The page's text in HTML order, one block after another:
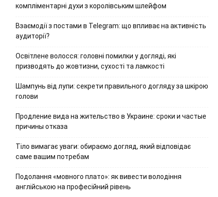
компліментарні духи з королівським шлейфом
Взаємодії з постами в Telegram: що впливає на активність
аудиторії?
Освітлене волосся: головні помилки у догляді, які
призводять до жовтизни, сухості та ламкості
Шампунь від лупи: секрети правильного догляду за шкірою
голови
Продление вида на жительство в Украине: сроки и частые
причины отказа
Тіло вимагає уваги: обираємо догляд, який відповідає
саме вашим потребам
Подолання «мовного плато»: як вивести володіння
англійською на професійний рівень